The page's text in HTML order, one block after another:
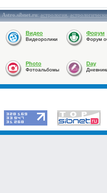
Astro.sibnet.ru:астрология,
Видео
Видеоролики
Форум
Форум
Photo
Фотоальбомы
Day